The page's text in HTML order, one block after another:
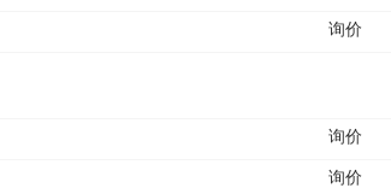
询价
询价
询价